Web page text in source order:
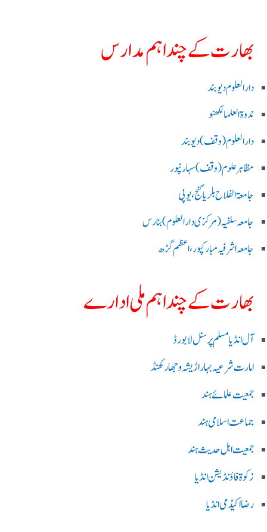
بھارت کے چند اہم مدارس
دارالعلوم دیوبند
ندوۃالعلما لکھنو
دارالعلوم (وقف)دیوبند
مظاہرعلوم (وقف)سہارنپور
جامعۃ الفلاح بلریاگنج،یوپی
جامعہ سلفیہ(مرکزی دارالعلوم )بنارس
جامعہ اشرفیہ مبارکپور،اعظم گڑھ
بھارت کے چند اہم ملی ادارے
آل انڈیا مسلم پرسنل لا بورڈ
امارت شرعیہ بہار اڑیشہ و جھارکھنڈ
جمعیت علمائے ہند
جماعت اسلامی ہند
جمعیت اہل حدیث ہند
زکوۃ فاؤنڈیشن انڈیا
رضا اکیڈمی انڈیا